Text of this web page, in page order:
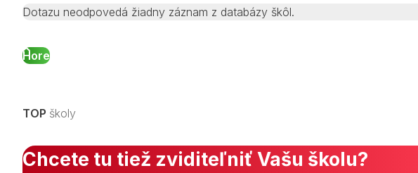
Dotazu neodpovedá žiadny záznam z databázy škôl.
Hore
TOP školy
Chcete tu tiež zviditeľniť Vašu školu?